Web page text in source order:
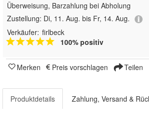
Überweisung, Barzahlung bei Abholung
Zustellung: Di, 11. Aug. bis Fr, 14. Aug.
Verkäufer: firlbeck
100% positiv
Merken Preis vorschlagen Teilen
Produktdetails Zahlung, Versand &